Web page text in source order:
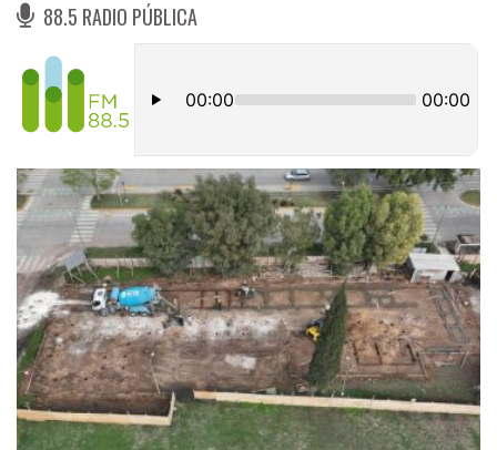
88.5 RADIO PÚBLICA